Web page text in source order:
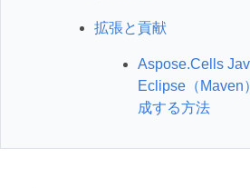
拡張と貢献
Aspose.Cells
Eclipse（Maven
成する方法